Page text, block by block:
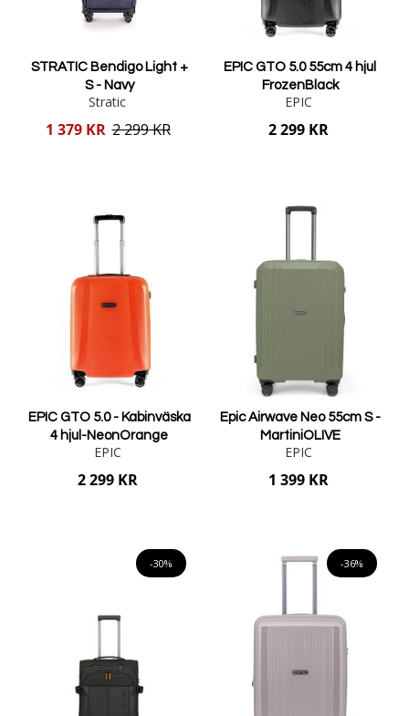
STRATIC Bendigo Light +
S - Navy
Stratic
Reducerat
1 379 KR 2 299 KR
EPIC GTO 5.0 55cm 4 hjul
FrozenBlack
EPIC
2 299 KR
EPIC GTO 5.0 - Kabinväska
4 hjul-NeonOrange
EPIC
2 299 KR
Epic Airwave Neo 55cm S -
MartiniOLIVE
EPIC
1 399 KR
-30% -36%